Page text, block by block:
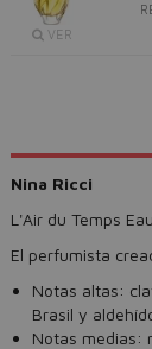
VER
Nina Ricci
L'Air du Temps
El perfumista
Notas altas:
Brasil y
Notas medias: